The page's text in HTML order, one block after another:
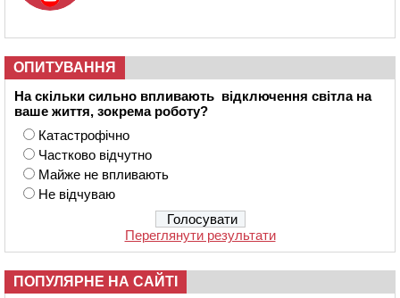
ОПИТУВАННЯ
На скільки сильно впливають відключення світла на
ваше життя, зокрема роботу?
Катастрофічно
Частково відчутно
Майже не впливають
Не відчуваю
Переглянути результати
ПОПУЛЯРНЕ НА САЙТІ